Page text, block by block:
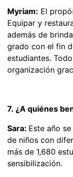
Myriam: El
Equipar y
además de
grado con el fin
estudiantes.
organización
7. ¿A quiénes
Sara: Este año
de niños con
más de 1,680
sensibilización.